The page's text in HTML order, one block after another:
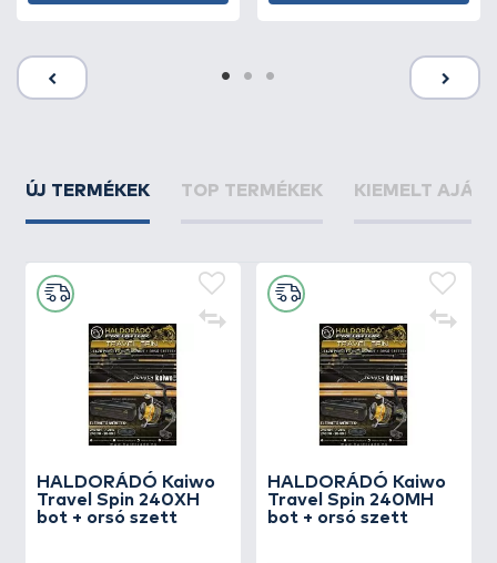
ÚJ TERMÉKEK TOP TERMÉKEK KIEMELT
HALDORÁDÓ Kaiwo
Travel Spin 240XH
bot + orsó szett
HALDORÁDÓ Kaiwo
Travel Spin 240MH
bot + orsó szett